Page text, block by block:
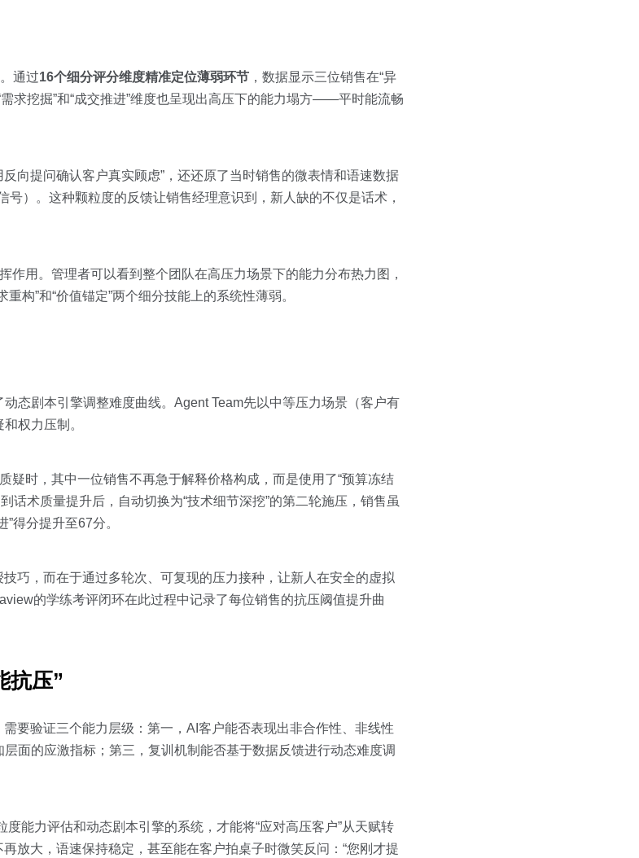
通过16个细分评分维度精准定位薄弱环节 ，数据显示三位销售在“异
求挖掘”和“成交推进”维度也呈现出高压下的能力塌方——平时能流畅
向提问确认客户真实顾虑”，还还原了当时销售的微表情和语速数据
）。这种颗粒度的反馈让销售经理意识到，新人缺的不仅是话术，
用。管理者可以看到整个团队在高压力场景下的能力分布热力图，
构”和“价值锚定”两个细分技能上的系统性薄弱。
态剧本引擎调整难度曲线。Agent Team先以中等压力场景（客户有
权力压制。
疑时，其中一位销售不再急于解释价格构成，而是使用了“预算冻结
术质量提升后，自动切换为“技术细节深挖”的第二轮施压，销售虽
得分提升至67分。
巧，而在于通过多轮次、可复现的压力接种，让新人在安全的虚拟
的学练考评闭环在此过程中记录了每位销售的抗压阈值提升曲
抗压”
要验证三个能力层级：第一，AI客户能否表现出非合作性、非线性
面的应激指标；第三，复训机制能否基于数据反馈进行动态难度调
能力评估和动态剧本引擎的系统，才能将“应对高压客户”从天赋转
放大，语速保持稳定，甚至能在客户拍桌子时微笑反问：“您刚才提